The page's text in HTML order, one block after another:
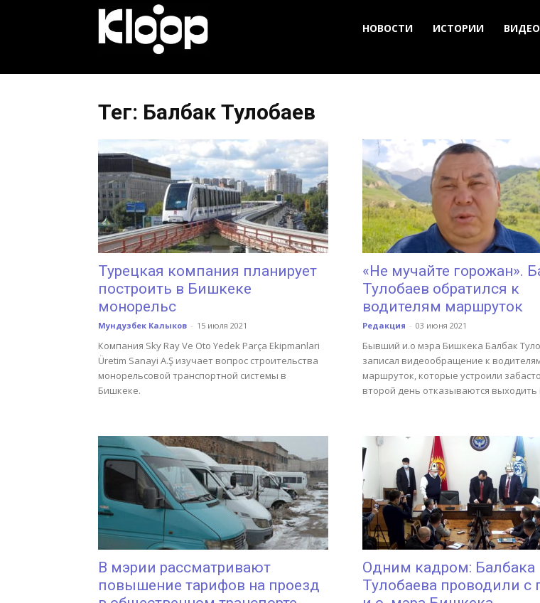
Новости
Кыргызстана
НОВОСТИ ИСТОРИИ ВИДЕО
Тег: Балбак Тулобаев
Турецкая компания планирует
построить в Бишкеке
монорельс
Мундузбек Калыков - 15 июля 2021
Компания Sky Ray Ve Оto Yedek Parça Ekipmanlari
Üretim Sanayi A.Ş изучает вопрос строительства
монорельсовой транспортной системы в
Бишкеке.
«Не мучайте горожан».
Тулобаев обратился к
водителям маршруток
Редакция - 03 июня 2021
Бывший и.о мэра Бишкека Балбак
записал видеообращение к
маршруток, которые устроили
второй день отказываются выходить
В мэрии рассматривают
повышение тарифов на проезд
Одним кадром: Балбака
Тулобаева проводили с